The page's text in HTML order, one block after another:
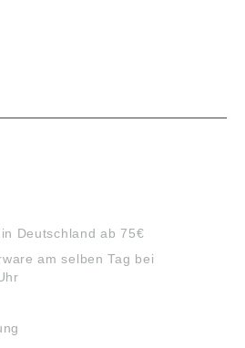
Deutschland ab 75€
am selben Tag bei